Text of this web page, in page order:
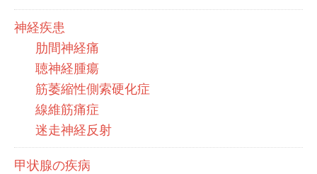
神経疾患
肋間神経痛
聴神経腫瘍
筋萎縮性側索硬化症
線維筋痛症
迷走神経反射
甲状腺の疾病